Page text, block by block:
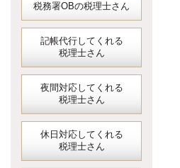
税務署OBの税理士さん
記帳代行してくれる
税理士さん
夜間対応してくれる
税理士さん
休日対応してくれる
税理士さん